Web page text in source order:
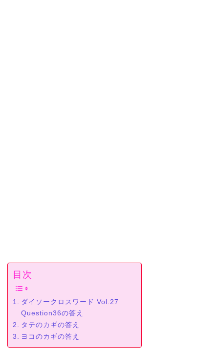
目次
ダイソークロスワード Vol.27
Question36の答え
タテのカギの答え
ヨコのカギの答え